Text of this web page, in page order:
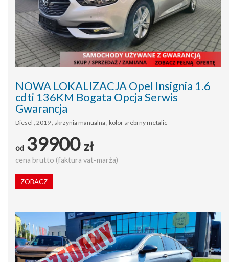
NOWA LOKALIZACJA Opel Insignia 1.6
cdti 136KM Bogata Opcja Serwis
Gwarancja
Diesel , 2019 , skrzynia manualna , kolor srebrny metalic
od 39900 zł
cena brutto (faktura vat-marża)
ZOBACZ